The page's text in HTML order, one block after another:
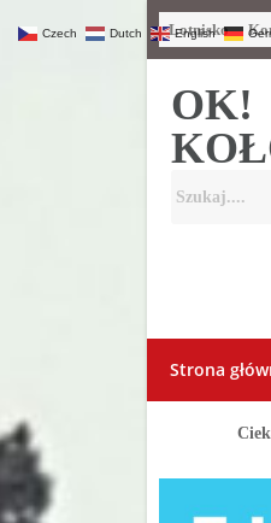
Lotnisko
OK!
Strona
Czech Dutch English